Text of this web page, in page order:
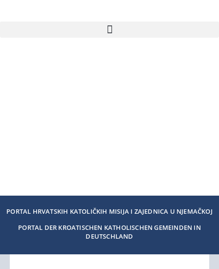
PORTAL HRVATSKIH KATOLIČKIH MISIJA I ZAJEDNICA U NJEMAČKOJ
PORTAL DER KROATISCHEN KATHOLISCHEN GEMEINDEN IN
DEUTSCHLAND